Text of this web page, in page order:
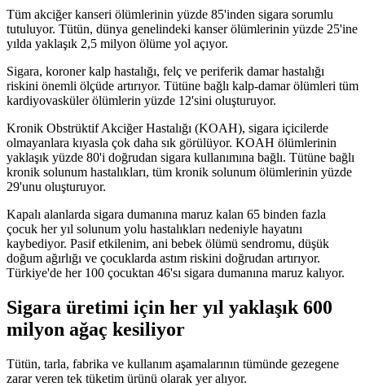
Tüm akciğer kanseri ölümlerinin yüzde 85'inden sigara sorumlu
tutuluyor. Tütün, dünya genelindeki kanser ölümlerinin yüzde 25'ine
yılda yaklaşık 2,5 milyon ölüme yol açıyor.
Sigara, koroner kalp hastalığı, felç ve periferik damar hastalığı
riskini önemli ölçüde artırıyor. Tütüne bağlı kalp-damar ölümleri tüm
kardiyovasküler ölümlerin yüzde 12'sini oluşturuyor.
Kronik Obstrüktif Akciğer Hastalığı (KOAH), sigara içicilerde
olmayanlara kıyasla çok daha sık görülüyor. KOAH ölümlerinin
yaklaşık yüzde 80'i doğrudan sigara kullanımına bağlı. Tütüne bağlı
kronik solunum hastalıkları, tüm kronik solunum ölümlerinin yüzde
29'unu oluşturuyor.
Kapalı alanlarda sigara dumanına maruz kalan 65 binden fazla
çocuk her yıl solunum yolu hastalıkları nedeniyle hayatını
kaybediyor. Pasif etkilenim, ani bebek ölümü sendromu, düşük
doğum ağırlığı ve çocuklarda astım riskini doğrudan artırıyor.
Türkiye'de her 100 çocuktan 46'sı sigara dumanına maruz kalıyor.
Sigara üretimi için her yıl yaklaşık 600
milyon ağaç kesiliyor
Tütün, tarla, fabrika ve kullanım aşamalarının tümünde gezegene
zarar veren tek tüketim ürünü olarak yer alıyor.